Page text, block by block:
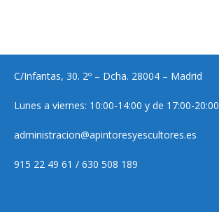
C/Infantas, 30. 2º – Dcha. 28004 – Madrid
Lunes a viernes: 10:00-14:00 y de 17:00-20:00
administracion@apintoresyescultores.es
915 22 49 61 / 630 508 189